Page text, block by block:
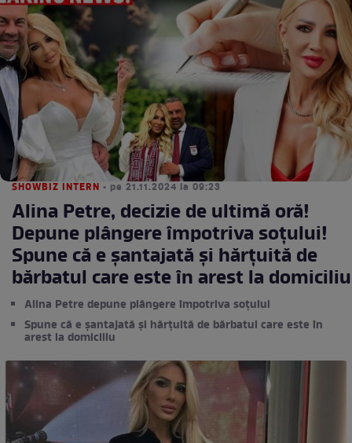
SHOWBIZ INTERN • pe 21.11.2024 la 09:23
Alina Petre, decizie de ultimă oră!
Depune plângere împotriva soțului!
Spune că e șantajată și hărțuită de
bărbatul care este în arest la domiciliu
Alina Petre depune plângere împotriva soțului
Spune că e șantajată și hărțuită de bărbatul care este în
arest la domiciliu